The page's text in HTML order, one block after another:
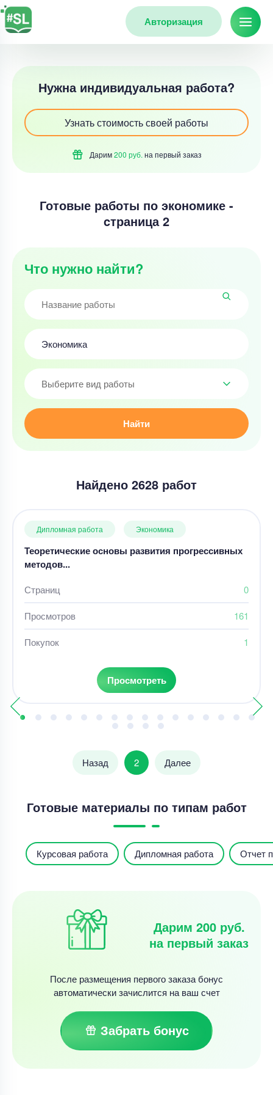
Авторизация
Нужна индивидуальная работа?
Узнать стоимость своей работы
Дарим200 руб. на первый заказ
Готовые работы по экономике -
cтраница 2
Что нужно найти?
Выберите вид работы
Найти
Найдено 2628 работ
Дипломная работа Экономика
Теоретические основы развития прогрессивных
методов...
Страниц 0
Просмотров 161
Покупок 1
Просмотреть
Назад 2 Далее
Готовые материалы по типам работ
Курсовая работа Дипломная работа Отчет
Дарим 200 руб.
на первый заказ
После размещения первого заказа бонус
автоматически зачислится на ваш счет
Забрать бонус